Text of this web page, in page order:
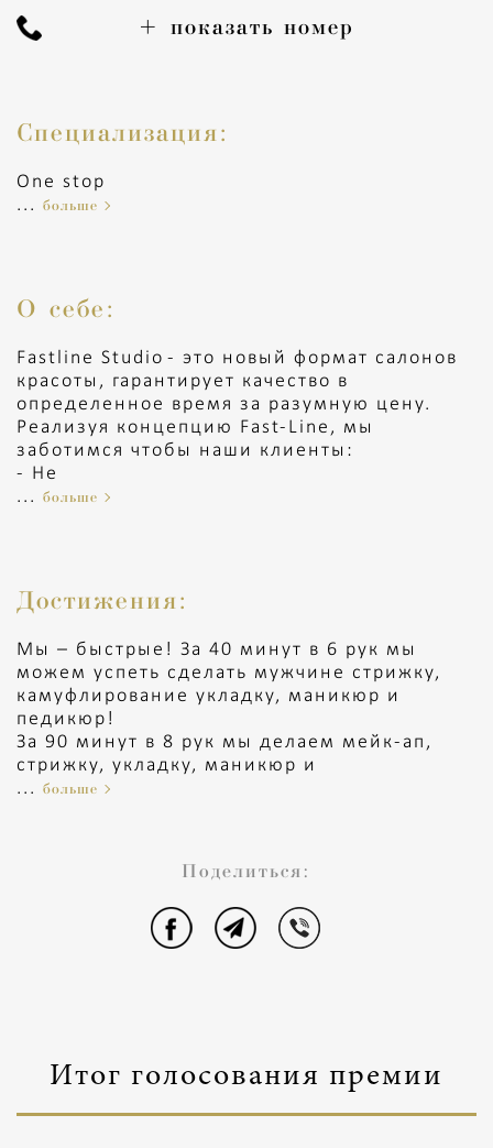
+ показать номер
Специализация:
One stop
... больше
О себе:
Fastline Studio - это новый формат салонов
красоты, гарантирует качество в
определенное время за разумную цену.
Реализуя концепцию Fast-Line, мы
заботимся чтобы наши клиенты:
- Не
... больше
Достижения:
Мы – быстрые! За 40 минут в 6 рук мы
можем успеть сделать мужчине стрижку,
камуфлирование укладку, маникюр и
педикюр!
За 90 минут в 8 рук мы делаем мейк-ап,
стрижку, укладку, маникюр и
... больше
Поделиться:
Итог голосования премии